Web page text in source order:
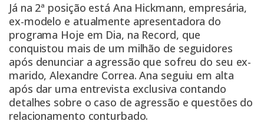
Já na 2ª posição está Ana Hickmann, empresária,
ex-modelo e atualmente apresentadora do
programa Hoje em Dia, na Record, que
conquistou mais de um milhão de seguidores
após denunciar a agressão que sofreu do seu ex-
marido, Alexandre Correa. Ana seguiu em alta
após dar uma entrevista exclusiva contando
detalhes sobre o caso de agressão e questões do
relacionamento conturbado.